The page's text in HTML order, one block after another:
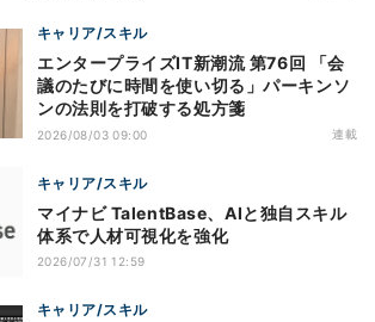
キャリア/スキル
エンタープライズIT新潮流 第76回 「会
議のたびに時間を使い切る」パーキンソ
ンの法則を打破する処方箋
2026/08/03 09:00 連載
キャリア/スキル
マイナビ TalentBase、AIと独自スキル
体系で人材可視化を強化
2026/07/31 12:59
キャリア/スキル